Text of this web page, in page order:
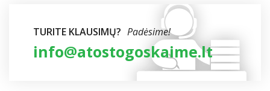
TURITE KLAUSIMŲ? Padėsime!
info@atostogoskaime.lt